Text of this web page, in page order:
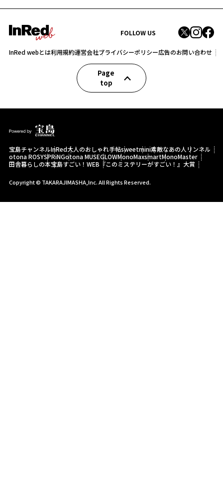
FOLLOW US
InRed webとは利用規約運営会社プライバシーポリシー広告のお問い合わせ
Page
top
宝島チャンネルInRed大人のおしゃれ手帖sweetmini素敵なあの人 リンネル
otona ROSYSPRiNGotona MUSEGLOWMonoMaxsmartMonoMaster
田舎暮らしの本宝島すごい！WEB 『このミステリーがすごい！』大賞
Copyright © TAKARAJIMASHA,Inc. All Rights Reserved.